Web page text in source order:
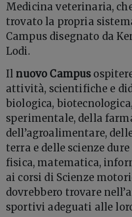
Medicina veterinaria,
trovato la propria
Campus disegnato da
Lodi.
Il nuovo Campus
attività, scientifiche e
biologica,
sperimentale, della
dell’agroalimentare,
terra e delle scienze
fisica, matematica,
ai corsi di Scienze
dovrebbero trovare
sportivi adeguati alle